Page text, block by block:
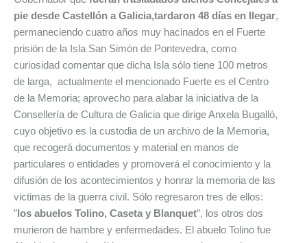
pie desde Castellón a Galicia,tardaron 48 días en llegar,
permaneciendo cuatro años muy hacinados en el Fuerte
prisión de la Isla San Simón de Pontevedra, como
curiosidad comentar que dicha Isla sólo tiene 100 metros
de larga, actualmente el mencionado Fuerte es el Centro
de la Memoria; aprovecho para alabar la iniciativa de la
Consellería de Cultura de Galicia que dirige Anxela Bugalló,
cuyo objetivo es la custodia de un archivo de la Memoria,
que recogerá documentos y material en manos de
particulares o entidades y promoverá el conocimiento y la
difusión de los acontecimientos y honrar la memoria de las
victimas de la guerra civil. Sólo regresaron tres de ellos:
”los abuelos Tolino, Caseta y Blanquet”, los otros dos
murieron de hambre y enfermedades. El abuelo Tolino fue